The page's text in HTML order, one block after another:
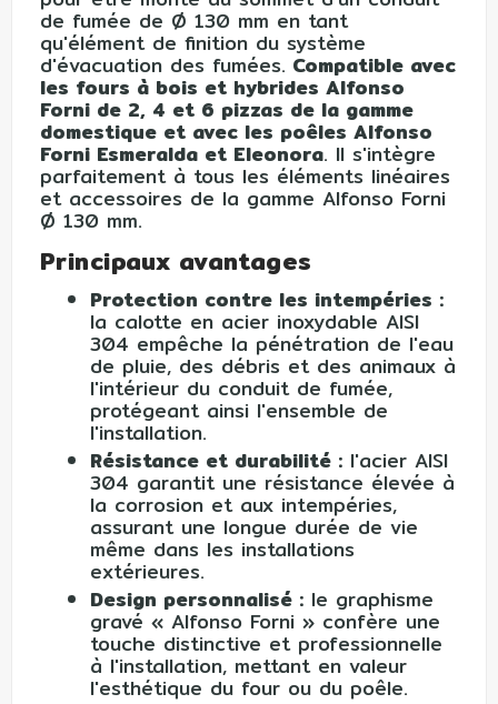
de fumée de Ø 130 mm en tant
qu'élément de finition du système
d'évacuation des fumées. Compatible avec
les fours à bois et hybrides Alfonso
Forni de 2, 4 et 6 pizzas de la gamme
domestique et avec les poêles Alfonso
Forni Esmeralda et Eleonora. Il s'intègre
parfaitement à tous les éléments linéaires
et accessoires de la gamme Alfonso Forni
Ø 130 mm.
Principaux avantages
Protection contre les intempéries :
la calotte en acier inoxydable AISI
304 empêche la pénétration de l'eau
de pluie, des débris et des animaux à
l'intérieur du conduit de fumée,
protégeant ainsi l'ensemble de
l'installation.
Résistance et durabilité : l'acier AISI
304 garantit une résistance élevée à
la corrosion et aux intempéries,
assurant une longue durée de vie
même dans les installations
extérieures.
Design personnalisé : le graphisme
gravé « Alfonso Forni » confère une
touche distinctive et professionnelle
à l'installation, mettant en valeur
l'esthétique du four ou du poêle.